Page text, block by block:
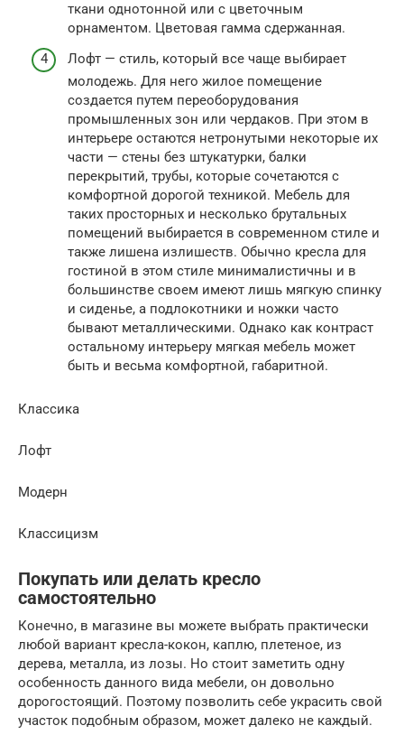
ткани однотонной или с цветочным
орнаментом. Цветовая гамма сдержанная.
Лофт — стиль, который все чаще выбирает
молодежь. Для него жилое помещение
создается путем переоборудования
промышленных зон или чердаков. При этом в
интерьере остаются нетронутыми некоторые их
части — стены без штукатурки, балки
перекрытий, трубы, которые сочетаются с
комфортной дорогой техникой. Мебель для
таких просторных и несколько брутальных
помещений выбирается в современном стиле и
также лишена излишеств. Обычно кресла для
гостиной в этом стиле минималистичны и в
большинстве своем имеют лишь мягкую спинку
и сиденье, а подлокотники и ножки часто
бывают металлическими. Однако как контраст
остальному интерьеру мягкая мебель может
быть и весьма комфортной, габаритной.
Классика
Лофт
Модерн
Классицизм
Покупать или делать кресло
самостоятельно
Конечно, в магазине вы можете выбрать практически
любой вариант кресла-кокон, каплю, плетеное, из
дерева, металла, из лозы. Но стоит заметить одну
особенность данного вида мебели, он довольно
дорогостоящий. Поэтому позволить себе украсить свой
участок подобным образом, может далеко не каждый.